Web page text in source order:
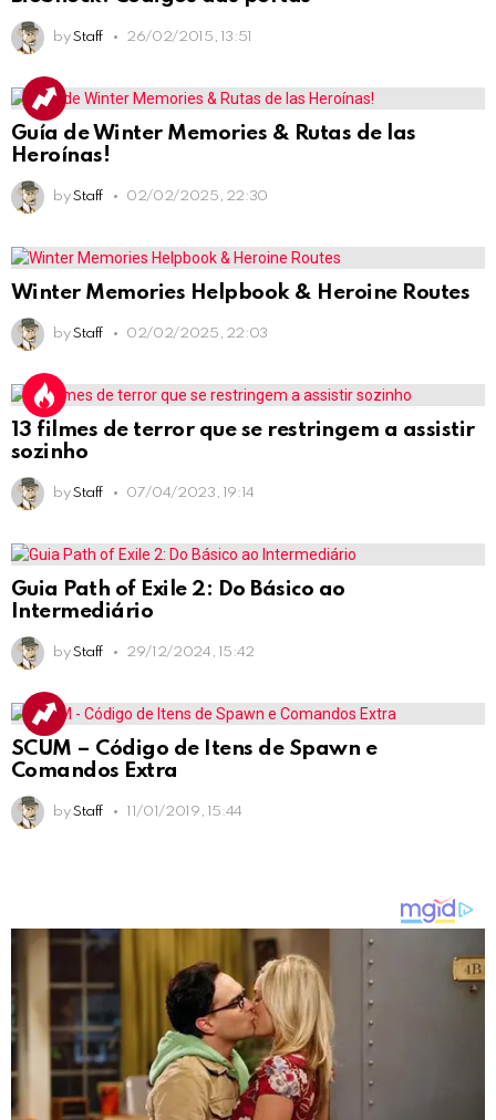
by Staff 26/02/2015, 13:51
Guía de Winter Memories & Rutas de las
Heroínas!
by Staff 02/02/2025, 22:30
Winter Memories Helpbook & Heroine Routes
by Staff 02/02/2025, 22:03
13 filmes de terror que se restringem a assistir
sozinho
by Staff 07/04/2023, 19:14
Guia Path of Exile 2: Do Básico ao
Intermediário
by Staff 29/12/2024, 15:42
SCUM – Código de Itens de Spawn e
Comandos Extra
by Staff 11/01/2019, 15:44